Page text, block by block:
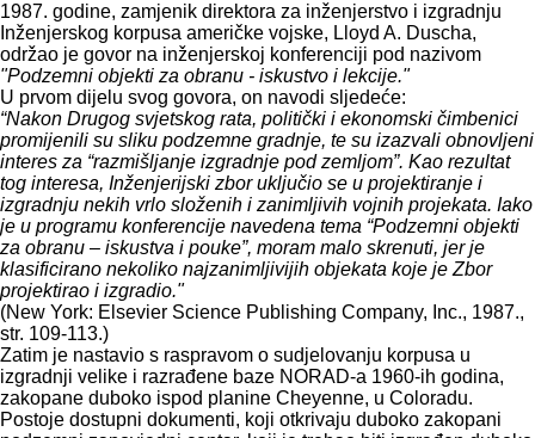
1987. godine, zamjenik direktora za inženjerstvo i izgradnju
Inženjerskog korpusa američke vojske, Lloyd A. Duscha,
održao je govor na inženjerskoj konferenciji pod nazivom
"Podzemni objekti za obranu - iskustvo i lekcije."
U prvom dijelu svog govora, on navodi sljedeće:
“Nakon Drugog svjetskog rata, politički i ekonomski čimbenici
promijenili su sliku podzemne gradnje, te su izazvali obnovljeni
interes za “razmišljanje izgradnje pod zemljom”. Kao rezultat
tog interesa, Inženjerijski zbor uključio se u projektiranje i
izgradnju nekih vrlo složenih i zanimljivih vojnih projekata. Iako
je u programu konferencije navedena tema “Podzemni objekti
za obranu – iskustva i pouke”, moram malo skrenuti, jer je
klasificirano nekoliko najzanimljivijih objekata koje je Zbor
projektirao i izgradio."
(New York: Elsevier Science Publishing Company, Inc., 1987.,
str. 109-113.)
Zatim je nastavio s raspravom o sudjelovanju korpusa u
izgradnji velike i razrađene baze NORAD-a 1960-ih godina,
zakopane duboko ispod planine Cheyenne, u Coloradu.
Postoje dostupni dokumenti, koji otkrivaju duboko zakopani